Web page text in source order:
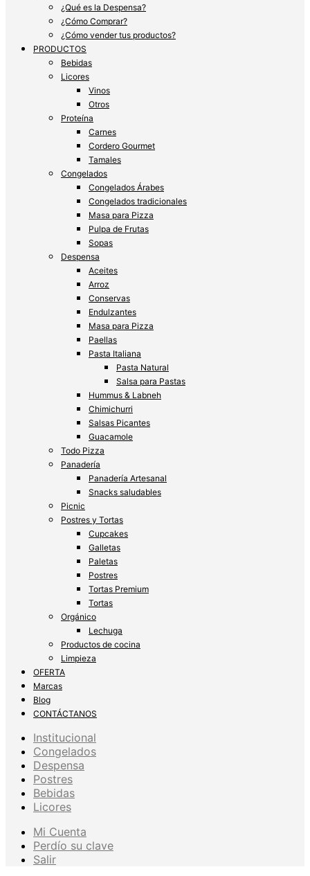
¿Qué es la Despensa?
¿Cómo Comprar?
¿Cómo vender tus productos?
PRODUCTOS
Bebidas
Licores
Vinos
Otros
Proteína
Carnes
Cordero Gourmet
Tamales
Congelados
Congelados Árabes
Congelados tradicionales
Masa para Pizza
Pulpa de Frutas
Sopas
Despensa
Aceites
Arroz
Conservas
Endulzantes
Masa para Pizza
Paellas
Pasta Italiana
Pasta Natural
Salsa para Pastas
Hummus & Labneh
Chimichurri
Salsas Picantes
Guacamole
Todo Pizza
Panadería
Panadería Artesanal
Snacks saludables
Picnic
Postres y Tortas
Cupcakes
Galletas
Paletas
Postres
Tortas Premium
Tortas
Orgánico
Lechuga
Productos de cocina
Limpieza
OFERTA
Marcas
Blog
CONTÁCTANOS
Institucional
Congelados
Despensa
Postres
Bebidas
Licores
Mi Cuenta
Perdío su clave
Salir